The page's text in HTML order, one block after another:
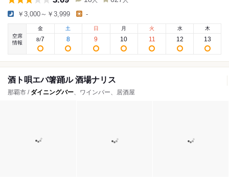
￥3,000～￥3,999 -
空席
情報
金
8/7
土
8
日
9
月
10
火
11
水
12
木
13
酒ト唄エバ箸踊ル 酒場ナリス
那覇市 / ダイニングバー、ワインバー、居酒屋